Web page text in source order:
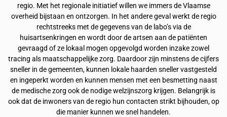
regio. Met het regionale initiatief willen we immers de Vlaamse
overheid bijstaan en ontzorgen. In het andere geval werkt de regio
rechtstreeks met de gegevens van de labo’s via de
huisartsenkringen en wordt door de artsen aan de patiënten
gevraagd of ze lokaal mogen opgevolgd worden inzake zowel
tracing als maatschappelijke zorg. Daardoor zijn minstens de cijfers
sneller in de gemeenten, kunnen lokale haarden sneller vastgesteld
en ingeperkt worden en kunnen mensen met een besmetting naast
de medische zorg ook de nodige welzijnszorg krijgen. Belangrijk is
ook dat de inwoners van de regio hun contacten strikt bijhouden, op
die manier kunnen we snel handelen.